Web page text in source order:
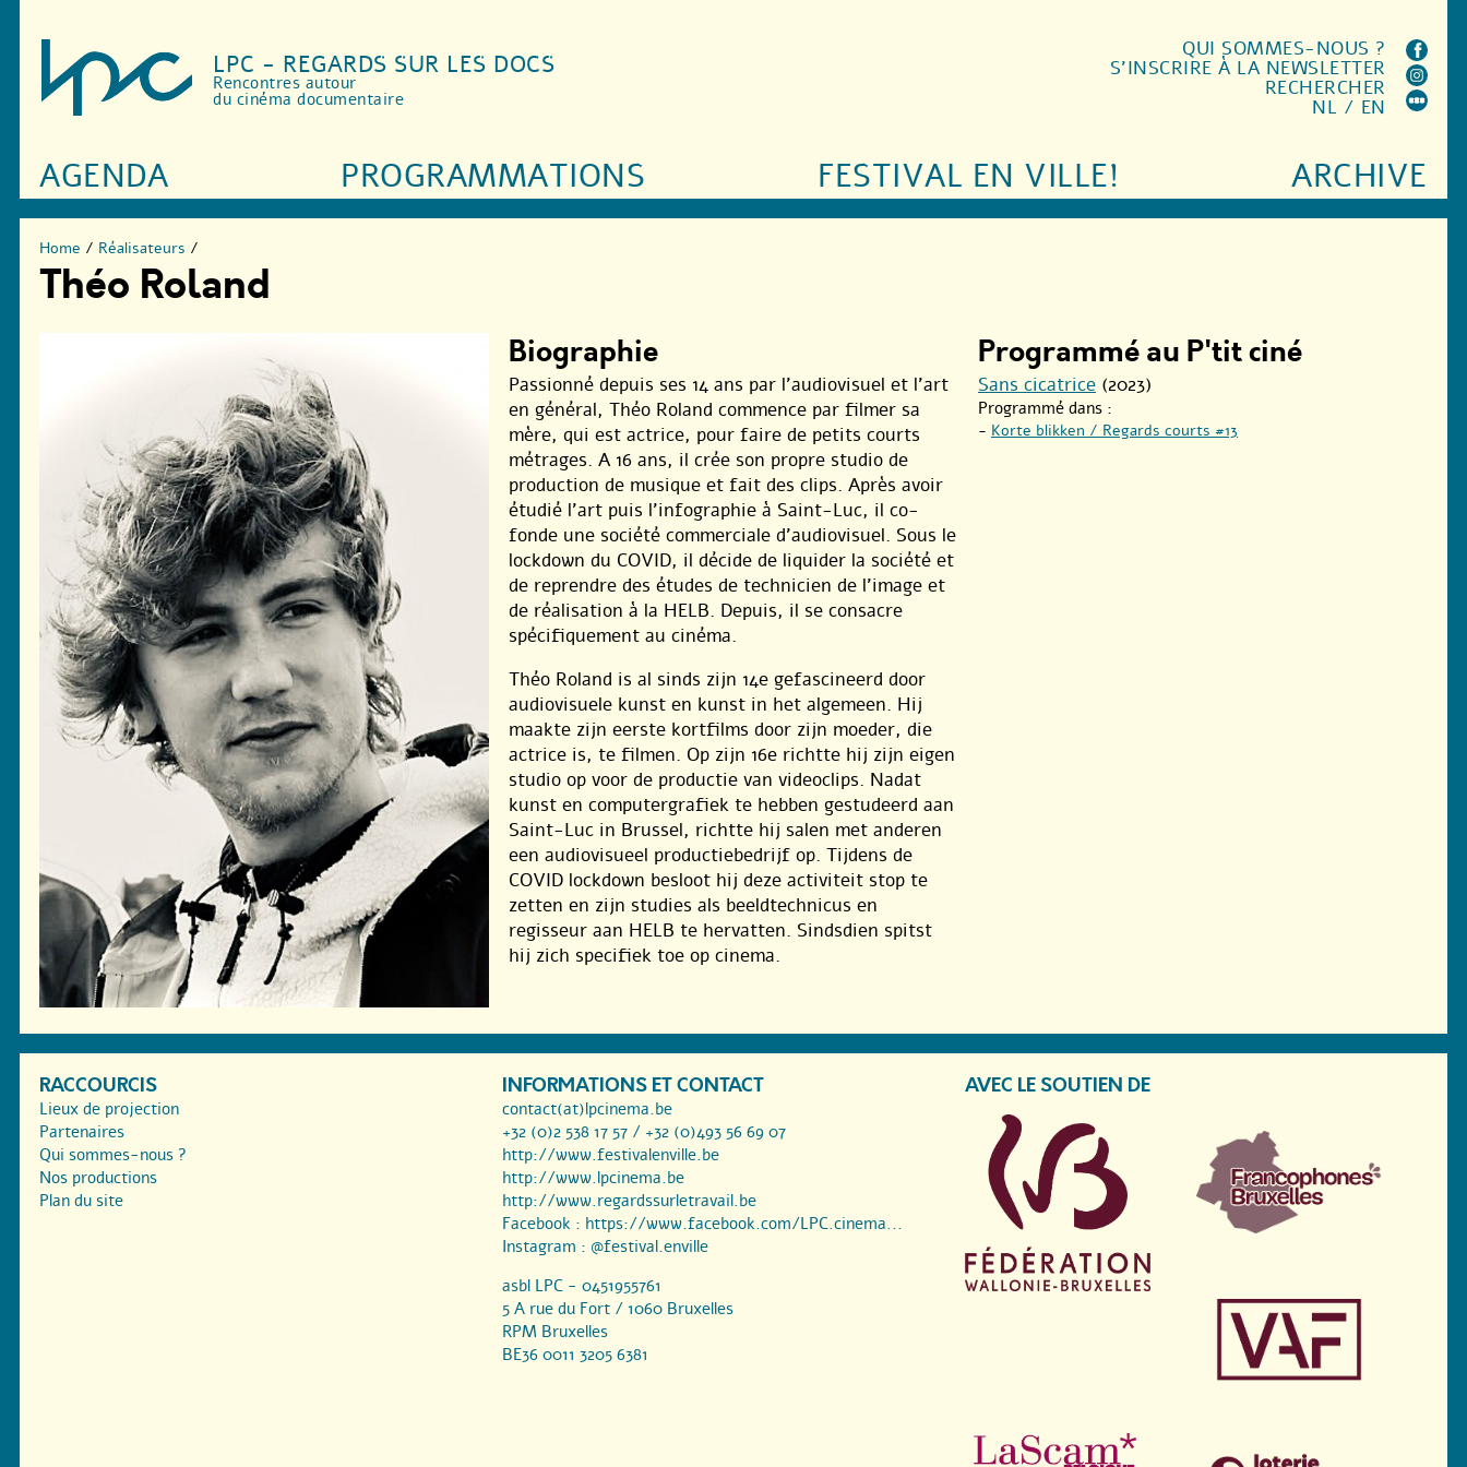
LPC - REGARDS SUR LES DOCS
Rencontres autour
du cinéma documentaire
AGENDA PROGRAMMATIONS FESTIVAL EN VILLE! ARCHIVE
QUI SOMMES-NOUS ?
S'INSCRIRE À LA NEWSLETTER
RECHERCHER
NL / EN
Home / Réalisateurs /
Théo Roland
Biographie
Passionné depuis ses 14 ans par l’audiovisuel et l’art
en général, Théo Roland commence par filmer sa
mère, qui est actrice, pour faire de petits courts
métrages. A 16 ans, il crée son propre studio de
production de musique et fait des clips. Après avoir
étudié l’art puis l’infographie à Saint-Luc, il co-
fonde une société commerciale d’audiovisuel. Sous le
lockdown du COVID, il décide de liquider la société et
de reprendre des études de technicien de l’image et
de réalisation à la HELB. Depuis, il se consacre
spécifiquement au cinéma.
Théo Roland is al sinds zijn 14e gefascineerd door
audiovisuele kunst en kunst in het algemeen. Hij
maakte zijn eerste kortfilms door zijn moeder, die
actrice is, te filmen. Op zijn 16e richtte hij zijn eigen
studio op voor de productie van videoclips. Nadat
kunst en computergrafiek te hebben gestudeerd aan
Saint-Luc in Brussel, richtte hij salen met anderen
een audiovisueel productiebedrijf op. Tijdens de
COVID lockdown besloot hij deze activiteit stop te
zetten en zijn studies als beeldtechnicus en
regisseur aan HELB te hervatten. Sindsdien spitst
hij zich specifiek toe op cinema.
Programmé au P'tit ciné
Sans cicatrice (2023)
Programmé dans :
- Korte blikken / Regards courts #13
RACCOURCIS
Lieux de projection
Partenaires
Qui sommes-nous ?
Nos productions
Plan du site
INFORMATIONS ET CONTACT
contact(at)lpcinema.be
+32 (0)2 538 17 57 / +32 (0)493 56 69 07
http://www.festivalenville.be
http://www.lpcinema.be
http://www.regardssurletravail.be
Facebook : https://www.facebook.com/LPC.cinema...
Instagram : @festival.enville
asbl LPC - 0451955761
5 A rue du Fort / 1060 Bruxelles
RPM Bruxelles
BE36 0011 3205 6381
AVEC LE SOUTIEN DE